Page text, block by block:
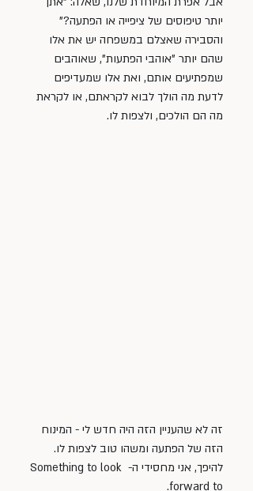
יותר טיפוסים של ציפייה או הפתעה?"
והסבירה שאצלם במשפחה יש את אלו
שהם יותר "אוהבי הפתעות", שאוהבים
שמפתיעים אותם, ואת אלו שמעדיפים
לדעת מה הולך לבוא לקראתם, או לקראת
מה הם הולכים, ולצפות לו.
זה לא שהעניין הזה היה חדש לי - המינוח
הזה של הפתעה ומשהו טוב לצפות לו.
להיפך, אני מחסידי ה- Something to look
forward to.